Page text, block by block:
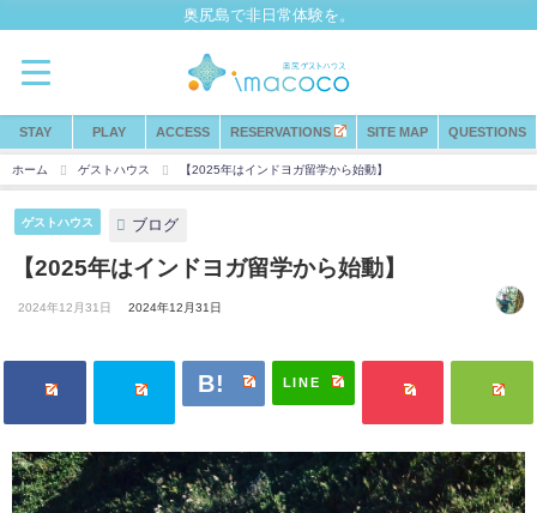
奥尻島で非日常体験を。
STAY PLAY ACCESS RESERVATIONS SITE MAP QUESTIONS
ホーム ゲストハウス 【2025年はインドヨガ留学から始動】
ゲストハウス ブログ
【2025年はインドヨガ留学から始動】
2024年12月31日 2024年12月31日
LINE